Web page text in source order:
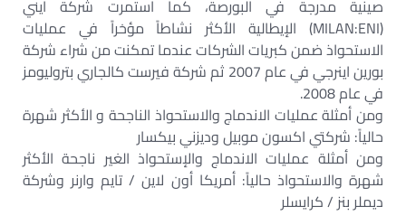
صينية مدرجة في البورصة، كما استمرت شركة ايني
(MILAN:ENI) الإيطالية الأكثر نشاطاً مؤخراً في عمليات
الاستحواذ ضمن كبريات الشركات عندما تمكنت من شراء شركة
بورين اينرجي في عام 2007 ثم شركة فيرست كالجاري بتروليومز
في عام 2008.
ومن أمثلة عمليات الاندماج والاستحواذ الناجحة و الأكثر شهرة
حالياً: شركتي اكسون موبيل وديزني بيكسار
ومن أمثلة عمليات الاندماج والإستحواذ الغير ناجحة الأكثر
شهرة والاستحواذ حالياً: أمريكا أون لاين / تايم وارنر وشركة
ديملر بنز / كرايسلر